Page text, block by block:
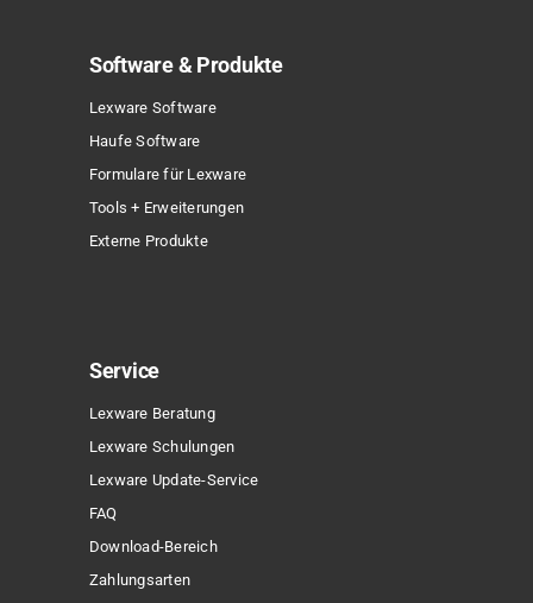
Software & Produkte
Lexware Software
Haufe Software
Formulare für Lexware
Tools + Erweiterungen
Externe Produkte
Service
Lexware Beratung
Lexware Schulungen
Lexware Update-Service
FAQ
Download-Bereich
Zahlungsarten